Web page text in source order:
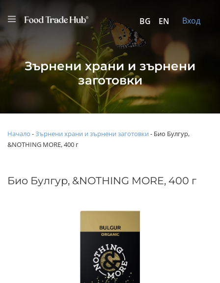
BG EN Вход
Зърнени храни и зърнени
заготовки
Начало -Зърнени храни и зърнени заготовки - Био Булгур,
&NOTHING MORE, 400 г
Био Булгур, &NOTHING MORE, 400 г